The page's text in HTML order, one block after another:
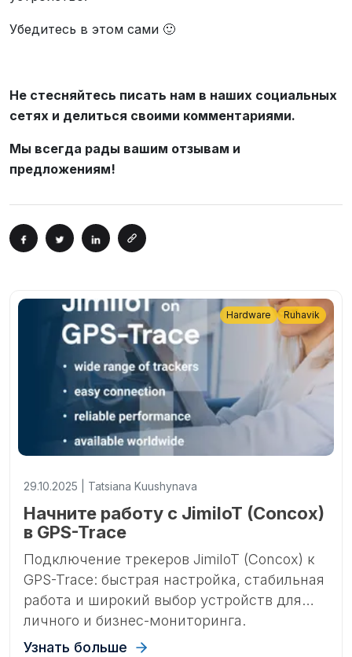
Убедитесь в этом сами 🙂
Не стесняйтесь писать нам в наших социальных
сетях и делиться своими комментариями.
Мы всегда рады вашим отзывам и
предложениям!
29.10.2025 | Tatsiana Kuushynava
Начните работу с JimiIoT (Concox)
в GPS-Trace
Подключение трекеров JimiIoT (Concox) к
GPS-Trace: быстрая настройка, стабильная
работа и широкий выбор устройств для
личного и бизнес-мониторинга.
Узнать больше
Hardware Ruhavik